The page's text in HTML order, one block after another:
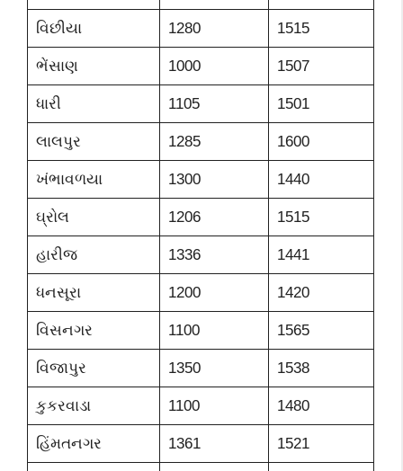
વિછીયા 1280 1515
ભેંસાણ 1000 1507
ધારી 1105 1501
લાલપુર 1285 1600
ખંભાવળયા 1300 1440
ઘ્રોલ 1206 1515
હારીજ 1336 1441
ધનસૂરા 1200 1420
વિસનગર 1100 1565
વિજાપુર 1350 1538
કુકરવાડા 1100 1480
હિંમતનગર 1361 1521